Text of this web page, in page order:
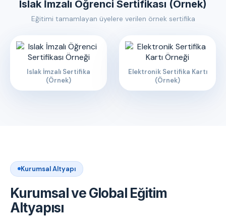
Islak İmzalı Öğrenci Sertifikası (Örnek)
Eğitimi tamamlayan üyelere verilen örnek sertifika
Islak İmzalı Sertifika
(Örnek)
Elektronik Sertifika Kartı
(Örnek)
Kurumsal Altyapı
Kurumsal ve Global Eğitim
Altyapısı